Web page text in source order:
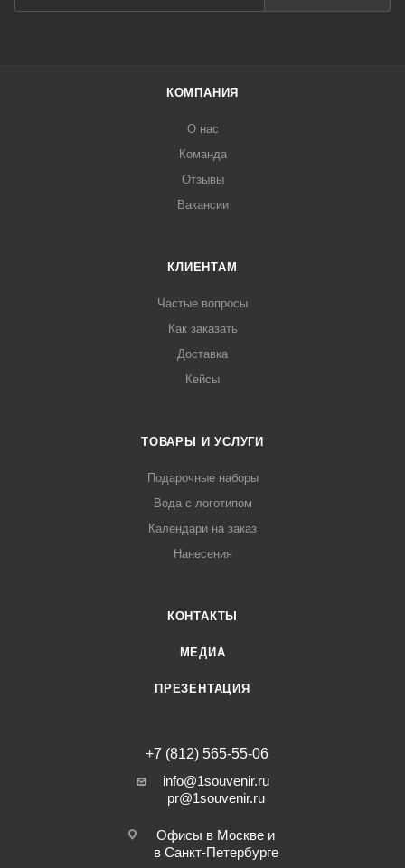
КОМПАНИЯ
О нас
Команда
Отзывы
Вакансии
КЛИЕНТАМ
Частые вопросы
Как заказать
Доставка
Кейсы
ТОВАРЫ И УСЛУГИ
Подарочные наборы
Вода с логотипом
Календари на заказ
Нанесения
КОНТАКТЫ
МЕДИА
ПРЕЗЕНТАЦИЯ
+7 (812) 565-55-06
info@1souvenir.ru
pr@1souvenir.ru
Офисы в Москве и
в Санкт-Петербурге